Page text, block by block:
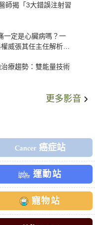
師揭「3大錯誤注射習
一定是心臟病嗎？一
威張其任主任解析支
療趨勢：雙能量技術
更多影音
癌症站
運動站
寵物站